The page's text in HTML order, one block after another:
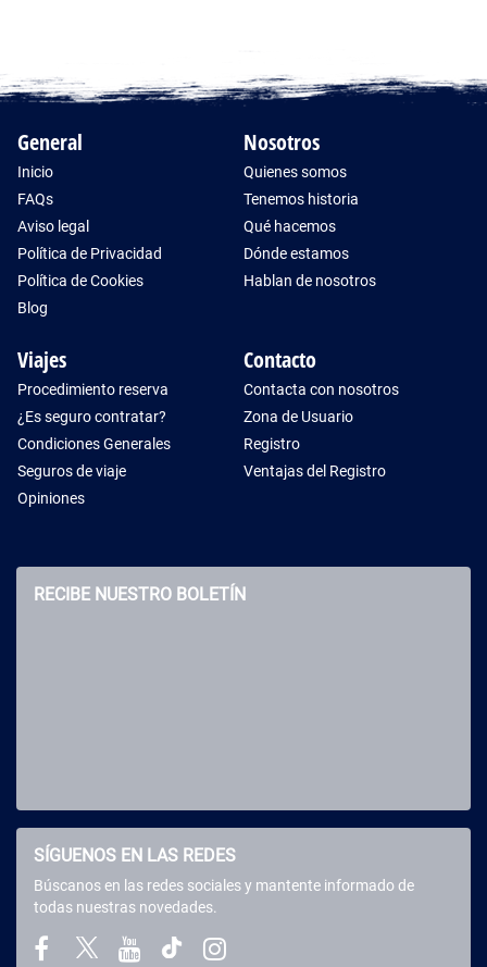
General
Inicio
FAQs
Aviso legal
Política de Privacidad
Política de Cookies
Blog
Nosotros
Quienes somos
Tenemos historia
Qué hacemos
Dónde estamos
Hablan de nosotros
Viajes
Procedimiento reserva
¿Es seguro contratar?
Condiciones Generales
Seguros de viaje
Opiniones
Contacto
Contacta con nosotros
Zona de Usuario
Registro
Ventajas del Registro
RECIBE NUESTRO BOLETÍN
SÍGUENOS EN LAS REDES
Búscanos en las redes sociales y mantente informado de
todas nuestras novedades.